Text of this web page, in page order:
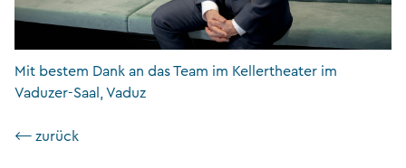
Mit bestem Dank an das Team im Kellertheater im
Vaduzer-Saal, Vaduz
⟵ zurück